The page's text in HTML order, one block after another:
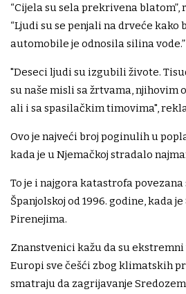
“Cijela su sela prekrivena blatom”,
“Ljudi su se penjali na drveće kako
automobile je odnosila silina vode.”
"Deseci ljudi su izgubili živote.
su naše misli sa žrtvama,
ali i sa spasilačkim timovima",
Ovo je najveći broj poginulih u
kada je u Njemačkoj stradalo
To je i najgora katastrofa
Španjolskoj od 1996. godine, kada
Pirenejima.
Znanstvenici kažu da su
Europi sve češći zbog klimatskih
smatraju da zagrijavanje